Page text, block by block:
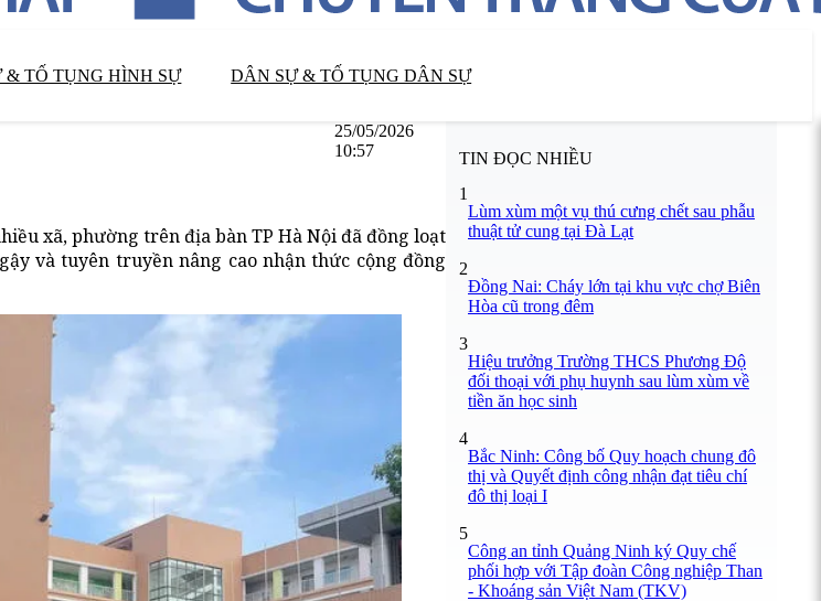
& TỐ TỤNG HÌNH SỰ DÂN SỰ & TỐ TỤNG DÂN SỰ
25/05/2026
10:57
xã, phường trên địa bàn TP Hà Nội đã đồng loạt
và tuyên truyền nâng cao nhận thức cộng đồng
TIN ĐỌC NHIỀU
1
Lùm xùm một vụ thú cưng chết sau phẫu
thuật tử cung tại Đà Lạt
2
Đồng Nai: Cháy lớn tại khu vực chợ Biên
Hòa cũ trong đêm
3
Hiệu trưởng Trường THCS Phương Độ
đối thoại với phụ huynh sau lùm xùm về
tiền ăn học sinh
4
Bắc Ninh: Công bố Quy hoạch chung đô
thị và Quyết định công nhận đạt tiêu chí
đô thị loại I
5
Công an tỉnh Quảng Ninh ký Quy chế
phối hợp với Tập đoàn Công nghiệp Than
- Khoáng sản Việt Nam (TKV)